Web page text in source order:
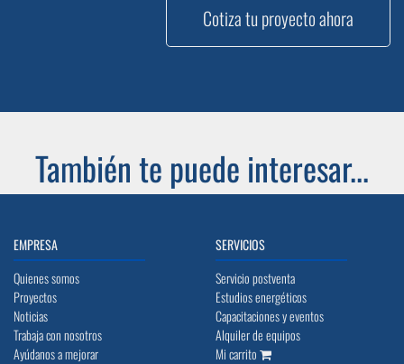
Cotiza tu proyecto ahora
También te puede interesar...
EMPRESA
Quienes somos
Proyectos
Noticias
Trabaja con nosotros
Ayúdanos a mejorar
SERVICIOS
Servicio postventa
Estudios energéticos
Capacitaciones y eventos
Alquiler de equipos
Mi carrito